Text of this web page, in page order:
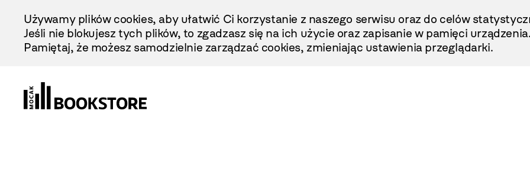
Treści
Używamy plików cookies, aby ułatwić Ci korzystanie z naszego serwisu oraz do celów
Jeśli nie blokujesz tych plików, to zgadzasz się na ich użycie oraz zapisanie w pamięci urządzenia.
Pamiętaj, że możesz samodzielnie zarządzać cookies, zmieniając ustawienia przeglądarki.